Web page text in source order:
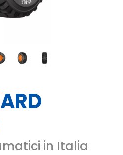
in Italia